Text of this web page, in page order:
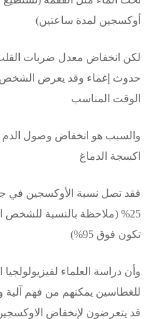
أوكسجين لمدة ساعتين)
لكن انخفاض معدل ضربات
حدوث إغماء وقد يعرض الشخص
الوقت المناسب
والسبب هو انخفاض وصول الدم
اكسجة الدماغ
فقد تصل نسبة الأوكسجين في
25% (ملاحظة بالنسبة
تكون فوق 95%)
وأن دراسة العلماء لفيزيولولجيا
للغطاسين يمكنهم من فهم آلية
قد يتعرضون لإنخفاض